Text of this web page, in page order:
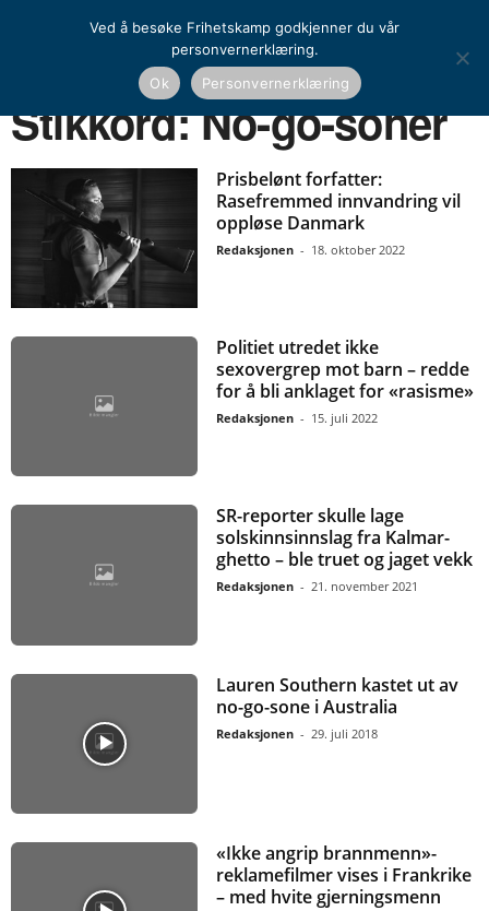
No-go-soner
Stikkord: No-go-soner
Prisbelønt forfatter:
Rasefremmed innvandring vil
oppløse Danmark
Redaksjonen - 18. oktober 2022
Politiet utredet ikke
sexovergrep mot barn – redde
for å bli anklaget for «rasisme»
Redaksjonen - 15. juli 2022
SR-reporter skulle lage
solskinnsinnslag fra Kalmar-
ghetto – ble truet og jaget vekk
Redaksjonen - 21. november 2021
Lauren Southern kastet ut av
no-go-sone i Australia
Redaksjonen - 29. juli 2018
«Ikke angrip brannmenn»-
reklamefilmer vises i Frankrike
– med hvite gjerningsmenn
Ved å besøke Frihetskamp godkjenner du vår
personvernerklæring.
Ok
Personvernerklæring